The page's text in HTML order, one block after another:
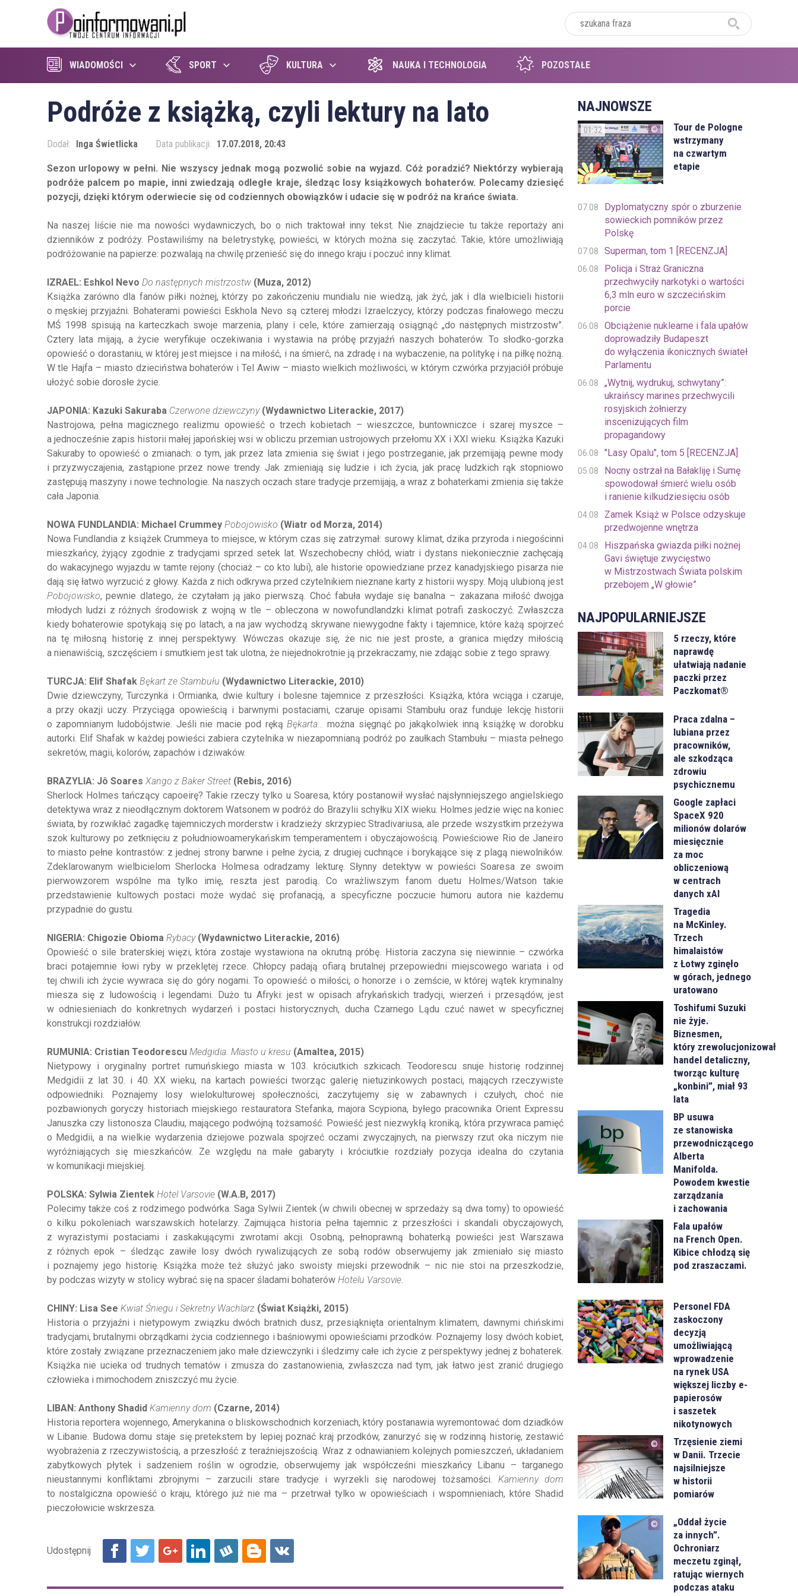
WIADOMOŚCI SPORT KULTURA NAUKA I TECHNOLOGIA POZOSTAŁE
Podróże z książką, czyli lektury na lato
Dodał: Inga Świetlicka Data publikacji: 17.07.2018, 20:43
Sezon urlopowy w pełni. Nie wszyscy jednak mogą pozwolić sobie na wyjazd. Cóż poradzić? Niektórzy wybierają
podróże palcem po mapie, inni zwiedzają odległe kraje, śledząc losy książkowych bohaterów. Polecamy dziesięć
pozycji, dzięki którym oderwiecie się od codziennych obowiązków i udacie się w podróż na krańce świata.
Na naszej liście nie ma nowości wydawniczych, bo o nich traktował inny tekst. Nie znajdziecie tu także reportaży ani
dzienników z podróży. Postawiliśmy na beletrystykę, powieści, w których można się zaczytać. Takie, które umożliwiają
podróżowanie na papierze: pozwalają na chwilę przenieść się do innego kraju i poczuć inny klimat.
IZRAEL: Eshkol Nevo Do następnych mistrzostw(Muza, 2012)
Książka zarówno dla fanów piłki nożnej, którzy po zakończeniu mundialu nie wiedzą, jak żyć, jak i dla wielbicieli historii
o męskiej przyjaźni. Bohaterami powieści Eskhola Nevo są czterej młodzi Izraelczycy, którzy podczas finałowego meczu
MŚ 1998 spisują na karteczkach swoje marzenia, plany i cele, które zamierzają osiągnąć „do następnych mistrzostw”.
Cztery lata mijają, a życie weryfikuje oczekiwania i wystawia na próbę przyjaźń naszych bohaterów. To słodko-gorzka
opowieść o dorastaniu, w której jest miejsce i na miłość, i na śmierć, na zdradę i na wybaczenie, na politykę i na piłkę nożną.
W tle Hajfa – miasto dzieciństwa bohaterów i Tel Awiw – miasto wielkich możliwości, w którym czwórka przyjaciół próbuje
ułożyć sobie dorosłe życie.
JAPONIA: Kazuki Sakuraba Czerwone dziewczyny(Wydawnictwo Literackie, 2017)
Nastrojowa, pełna magicznego realizmu opowieść o trzech kobietach – wieszczce, buntowniczce i szarej myszce –
a jednocześnie zapis historii małej japońskiej wsi w obliczu przemian ustrojowych przełomu XX i XXI wieku. Książka Kazuki
Sakuraby to opowieść o zmianach: o tym, jak przez lata zmienia się świat i jego postrzeganie, jak przemijają pewne mody
i przyzwyczajenia, zastąpione przez nowe trendy. Jak zmieniają się ludzie i ich życia, jak pracę ludzkich rąk stopniowo
zastępują maszyny i nowe technologie. Na naszych oczach stare tradycje przemijają, a wraz z bohaterkami zmienia się także
cała Japonia.
NOWA FUNDLANDIA: Michael Crummey Pobojowisko (Wiatr od Morza, 2014)
Nowa Fundlandia z książek Crummeya to miejsce, w którym czas się zatrzymał: surowy klimat, dzika przyroda i niegościnni
mieszkańcy, żyjący zgodnie z tradycjami sprzed setek lat. Wszechobecny chłód, wiatr i dystans niekoniecznie zachęcają
do wakacyjnego wyjazdu w tamte rejony (chociaż – co kto lubi), ale historie opowiedziane przez kanadyjskiego pisarza nie
dają się łatwo wyrzucić z głowy. Każda z nich odkrywa przed czytelnikiem nieznane karty z historii wyspy. Moją ulubioną jest
Pobojowisko, pewnie dlatego, że czytałam ją jako pierwszą. Choć fabuła wydaje się banalna – zakazana miłość dwojga
młodych ludzi z różnych środowisk z wojną w tle – obleczona w nowofundlandzki klimat potrafi zaskoczyć. Zwłaszcza
kiedy bohaterowie spotykają się po latach, a na jaw wychodzą skrywane niewygodne fakty i tajemnice, które każą spojrzeć
na tę miłosną historię z innej perspektywy. Wówczas okazuje się, że nic nie jest proste, a granica między miłością
a nienawiścią, szczęściem i smutkiem jest tak ulotna, że niejednokrotnie ją przekraczamy, nie zdając sobie z tego sprawy.
TURCJA: Elif Shafak Bękart ze Stambułu (Wydawnictwo Literackie, 2010)
Dwie dziewczyny, Turczynka i Ormianka, dwie kultury i bolesne tajemnice z przeszłości. Książka, która wciąga i czaruje,
a przy okazji uczy. Przyciąga opowieścią i barwnymi postaciami, czaruje opisami Stambułu oraz funduje lekcję historii
o zapomnianym ludobójstwie. Jeśli nie macie pod ręką Bękarta… można sięgnąć po jakąkolwiek inną książkę w dorobku
autorki. Elif Shafak w każdej powieści zabiera czytelnika w niezapomnianą podróż po zaułkach Stambułu – miasta pełnego
sekretów, magii, kolorów, zapachów i dziwaków.
BRAZYLIA: Jô Soares Xango z Baker Street(Rebis, 2016)
Sherlock Holmes tańczący capoeirę? Takie rzeczy tylko u Soaresa, który postanowił wysłać najsłynniejszego angielskiego
detektywa wraz z nieodłącznym doktorem Watsonem w podróż do Brazylii schyłku XIX wieku. Holmes jedzie więc na koniec
świata, by rozwikłać zagadkę tajemniczych morderstw i kradzieży skrzypiec Stradivariusa, ale przede wszystkim przeżywa
szok kulturowy po zetknięciu z południowoamerykańskim temperamentem i obyczajowością. Powieściowe Rio de Janeiro
to miasto pełne kontrastów: z jednej strony barwne i pełne życia, z drugiej cuchnące i borykające się z plagą niewolników.
Zdeklarowanym wielbicielom Sherlocka Holmesa odradzamy lekturę. Słynny detektyw w powieści Soaresa ze swoim
pierwowzorem wspólne ma tylko imię, reszta jest parodią. Co wrażliwszym fanom duetu Holmes/Watson takie
przedstawienie kultowych postaci może wydać się profanacją, a specyficzne poczucie humoru autora nie każdemu
przypadnie do gustu.
NIGERIA: Chigozie Obioma Rybacy(Wydawnictwo Literackie, 2016)
Opowieść o sile braterskiej więzi, która zostaje wystawiona na okrutną próbę. Historia zaczyna się niewinnie – czwórka
braci potajemnie łowi ryby w przeklętej rzece. Chłopcy padają ofiarą brutalnej przepowiedni miejscowego wariata i od
tej chwili ich życie wywraca się do góry nogami. To opowieść o miłości, o honorze i o zemście, w której wątek kryminalny
miesza się z ludowością i legendami. Dużo tu Afryki: jest w opisach afrykańskich tradycji, wierzeń i przesądów, jest
w odniesieniach do konkretnych wydarzeń i postaci historycznych, ducha Czarnego Lądu czuć nawet w specyficznej
konstrukcji rozdziałów.
RUMUNIA: Cristian Teodorescu Medgidia. Miasto u kresu (Amaltea, 2015)
Nietypowy i oryginalny portret rumuńskiego miasta w 103. króciutkich szkicach. Teodorescu snuje historię rodzinnej
Medgidii z lat 30. i 40. XX wieku, na kartach powieści tworząc galerię nietuzinkowych postaci, mających rzeczywiste
odpowiedniki. Poznajemy losy wielokulturowej społeczności, zaczytujemy się w zabawnych i czułych, choć nie
pozbawionych goryczy historiach miejskiego restauratora Stefanka, majora Scypiona, byłego pracownika Orient Expressu
Januszka czy listonosza Claudiu, mającego podwójną tożsamość. Powieść jest niezwykłą kroniką, która przywraca pamięć
o Medgidii, a na wielkie wydarzenia dziejowe pozwala spojrzeć oczami zwyczajnych, na pierwszy rzut oka niczym nie
wyróżniających się mieszkańców. Ze względu na małe gabaryty i króciutkie rozdziały pozycja idealna do czytania
w komunikacji miejskiej.
POLSKA: Sylwia Zientek Hotel Varsovie(W.A.B, 2017)
Polecimy także coś z rodzimego podwórka. Saga Sylwii Zientek (w chwili obecnej w sprzedaży są dwa tomy) to opowieść
o kilku pokoleniach warszawskich hotelarzy. Zajmująca historia pełna tajemnic z przeszłości i skandali obyczajowych,
z wyrazistymi postaciami i zaskakującymi zwrotami akcji. Osobną, pełnoprawną bohaterką powieści jest Warszawa
z różnych epok – śledząc zawiłe losy dwóch rywalizujących ze sobą rodów obserwujemy jak zmieniało się miasto
i poznajemy jego historię. Książka może też służyć jako swoisty miejski przewodnik – nic nie stoi na przeszkodzie,
by podczas wizyty w stolicy wybrać się na spacer śladami bohaterów Hotelu Varsovie.
CHINY: Lisa See Kwiat Śniegu i Sekretny Wachlarz(Świat Książki, 2015)
Historia o przyjaźni i nietypowym związku dwóch bratnich dusz, przesiąknięta orientalnym klimatem, dawnymi chińskimi
tradycjami, brutalnymi obrządkami życia codziennego i baśniowymi opowieściami przodków. Poznajemy losy dwóch kobiet,
które zostały związane przeznaczeniem jako małe dziewczynki i śledzimy całe ich życie z perspektywy jednej z bohaterek.
Książka nie ucieka od trudnych tematów i zmusza do zastanowienia, zwłaszcza nad tym, jak łatwo jest zranić drugiego
człowieka i mimochodem zniszczyć mu życie.
LIBAN: Anthony Shadid Kamienny dom (Czarne, 2014)
Historia reportera wojennego, Amerykanina o bliskowschodnich korzeniach, który postanawia wyremontować dom dziadków
w Libanie. Budowa domu staje się pretekstem by lepiej poznać kraj przodków, zanurzyć się w rodzinną historię, zestawić
wyobrażenia z rzeczywistością, a przeszłość z teraźniejszością. Wraz z odnawianiem kolejnych pomieszczeń, układaniem
zabytkowych płytek i sadzeniem roślin w ogrodzie, obserwujemy jak współcześni mieszkańcy Libanu – targanego
nieustannymi konfliktami zbrojnymi – zarzucili stare tradycje i wyrzekli się narodowej tożsamości.Kamienny dom
to nostalgiczna opowieść o kraju, którego już nie ma – przetrwał tylko w opowieściach i wspomnieniach, które Shadid
pieczołowicie wskrzesza.
NAJNOWSZE
01:32
Tour de Pologne
wstrzymany
na czwartym
etapie
07.08
Dyplomatyczny spór o zburzenie
sowieckich pomników przez
Polskę
07.08 Superman, tom 1 [RECENZJA]
06.08
Policja i Straż Graniczna
przechwyciły narkotyki o wartości
6,3 mln euro w szczecińskim
porcie
06.08
Obciążenie nuklearne i fala upałów
doprowadziły Budapeszt
do wyłączenia ikonicznych świateł
Parlamentu
06.08
„Wytnij, wydrukuj, schwytany”:
ukraińscy marines przechwycili
rosyjskich żołnierzy
inscenizujących film
propagandowy
06.08 "Lasy Opalu", tom 5 [RECENZJA]
05.08
Nocny ostrzał na Bałakliję i Sumę
spowodował śmierć wielu osób
i ranienie kilkudziesięciu osób
04.08
Zamek Książ w Polsce odzyskuje
przedwojenne wnętrza
04.08
Hiszpańska gwiazda piłki nożnej
Gavi świętuje zwycięstwo
w Mistrzostwach Świata polskim
przebojem „W głowie”
NAJPOPULARNIEJSZE
5 rzeczy, które
naprawdę
ułatwiają nadanie
paczki przez
Paczkomat®
Praca zdalna –
lubiana przez
pracowników,
ale szkodząca
zdrowiu
psychicznemu
Google zapłaci
SpaceX 920
milionów dolarów
miesięcznie
za moc
obliczeniową
w centrach
danych xAI
Tragedia
na McKinley.
Trzech
himalaistów
z Łotwy zginęło
w górach, jednego
uratowano
Toshifumi Suzuki
nie żyje.
Biznesmen,
który zrewolucjonizował
handel detaliczny,
tworząc kulturę
„konbini”, miał 93
lata
BP usuwa
ze stanowiska
przewodniczącego
Alberta
Manifolda.
Powodem kwestie
zarządzania
i zachowania
Fala upałów
na French Open.
Kibice chłodzą się
pod zraszaczami.
Personel FDA
zaskoczony
decyzją
umożliwiającą
wprowadzenie
na rynek USA
większej liczby e-
papierosów
i saszetek
nikotynowych
Trzęsienie ziemi
w Danii. Trzecie
najsilniejsze
w historii
pomiarów
„Oddał życie
za innych”.
Ochroniarz
meczetu zginął,
ratując wiernych
podczas ataku